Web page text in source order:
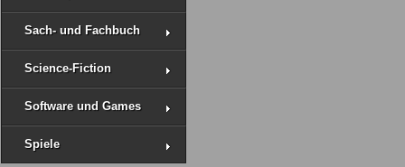
Sach- und Fachbuch
Science-Fiction
Software und Games
Spiele